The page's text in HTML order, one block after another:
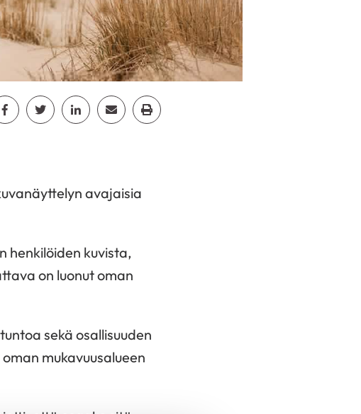
Jaa Facebook
Jaa TwitterJaa LinkedinJaa EmailJaa Print
avajaisia
henkilöiden kuvista,
on luonut oman
sekä osallisuuden
mukavuusalueen